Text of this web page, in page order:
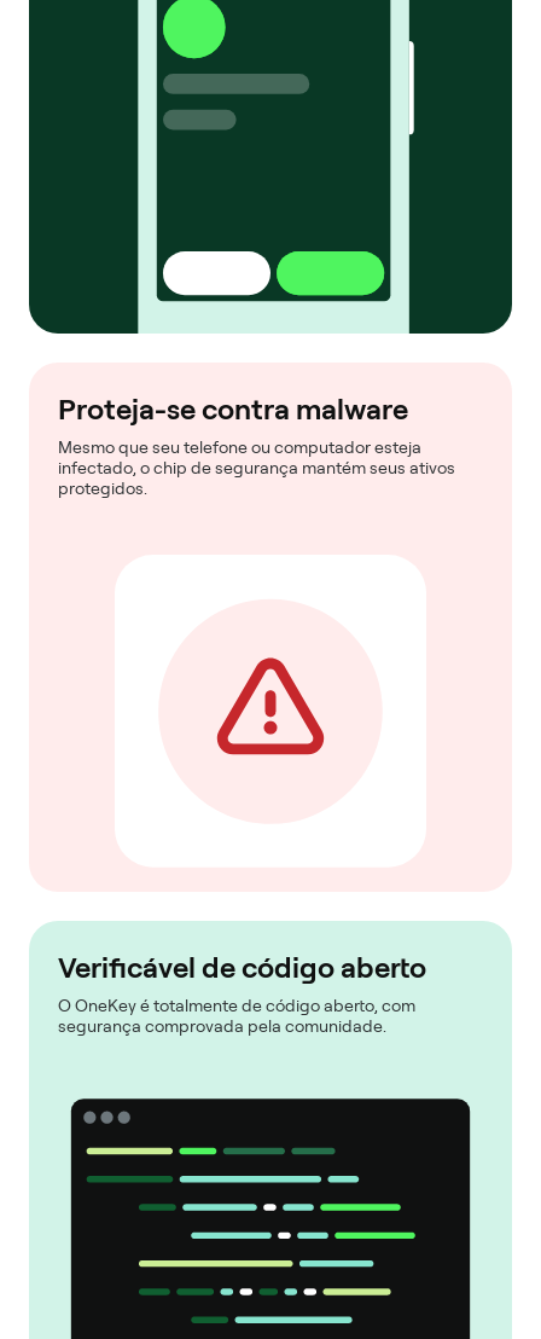
Proteja-se contra malware
Mesmo que seu telefone ou computador esteja
infectado, o chip de segurança mantém seus ativos
protegidos.
Verificável de código aberto
O OneKey é totalmente de código aberto, com
segurança comprovada pela comunidade.